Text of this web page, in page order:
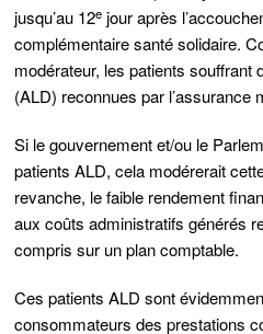
jusqu’au 12e jour après
complémentaire santé solidaire.
modérateur, les patients souffrant
(ALD) reconnues par l’assurance
Si le gouvernement et/ou le
patients ALD, cela modérerait
revanche, le faible rendement
aux coûts administratifs générés
compris sur un plan comptable.
Ces patients ALD sont
consommateurs des prestations